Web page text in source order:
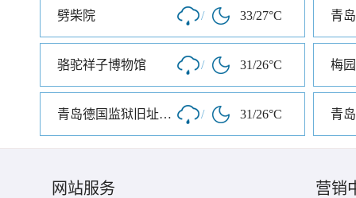
劈柴院 / 33/27°C 青
骆驼祥子博物馆 / 31/26°C 梅园
青岛德国监狱旧址博物馆 / 31/26°C 青
网站服务 营销